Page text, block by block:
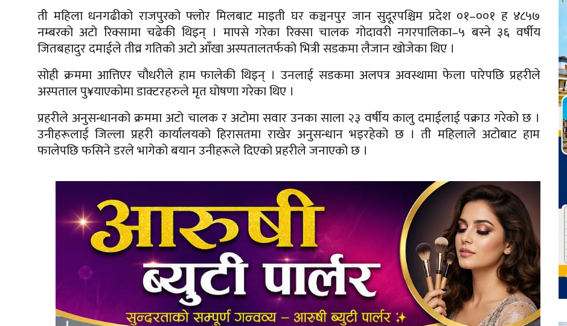
ती महिला धनगढीको राजपुरको फ्लोर मिलबाट माइती घर कञ्चनपुर जान सुदूरपश्चिम प्रदेश ०१–००१ ह ४८५७
नम्बरको अटो रिक्सामा चढेकी थिइन् । मापसे गरेका रिक्सा चालक गोदावरी नगरपालिका–५ बस्ने ३६ वर्षीय
जितबहादुर दमाईले तीव्र गतिको अटो आँखा अस्पतालतर्फको भित्री सडकमा लैजान खोजेका थिए ।
सोही क्रममा आत्तिएर चौधरीले हाम फालेकी थिइन् । उनलाई सडकमा अलपत्र अवस्थामा फेला पारेपछि प्रहरीले
अस्पताल पु¥याएकोमा डाक्टरहरुले मृत घोषणा गरेका थिए ।
प्रहरीले अनुसन्धानको क्रममा अटो चालक र अटोमा सवार उनका साला २३ वर्षीय कालु दमाईलाई पक्राउ गरेको छ ।
उनीहरूलाई जिल्ला प्रहरी कार्यालयको हिरासतमा राखेर अनुसन्धान भइरहेको छ । ती महिलाले अटोबाट हाम
फालेपछि फसिने डरले भागेको बयान उनीहरूले दिएको प्रहरीले जनाएको छ ।